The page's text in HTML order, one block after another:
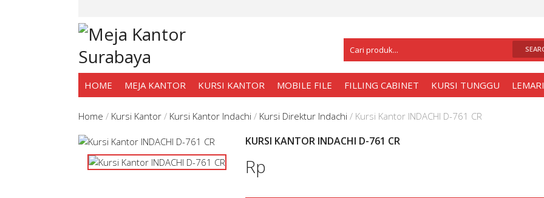
HOME MEJA KANTOR KURSI KANTOR MOBILE FILE FILLING CABINET KURSI TUNGGU
Home / Kursi Kantor/ Kursi Kantor Indachi / Kursi Direktur Indachi / Kursi Kantor INDACHI D-761 CR
KURSI KANTOR INDACHI D-761 CR
Rp